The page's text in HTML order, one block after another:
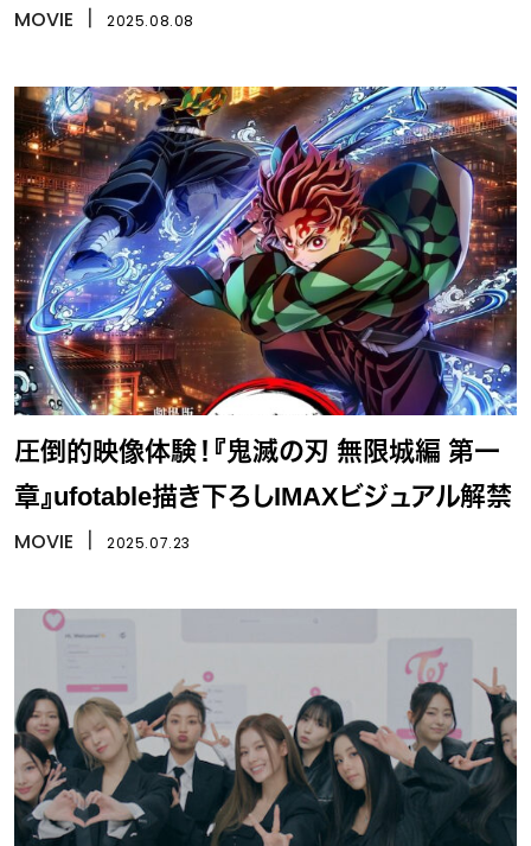
MOVIE 2025.08.08
圧倒的映像体験！『鬼滅の刃 無限城編 第一
章』ufotable描き下ろしIMAXビジュアル解禁
MOVIE 2025.07.23